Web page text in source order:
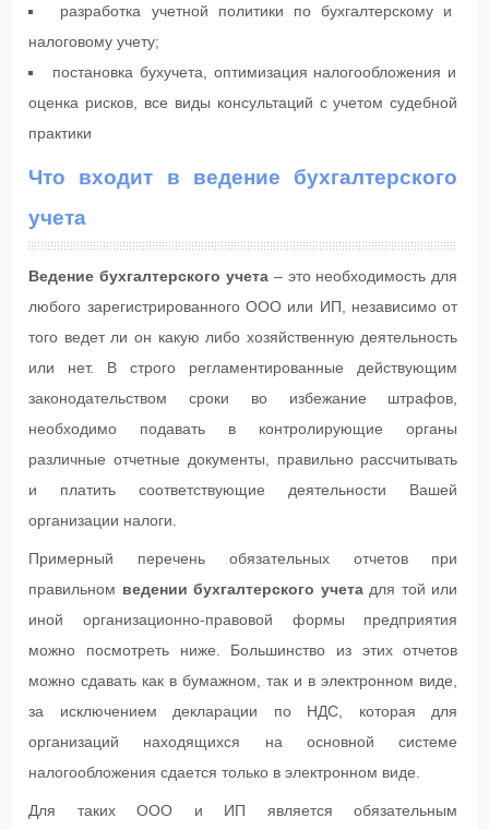
разработка учетной политики по бухгалтерскому и
налоговому учету;
постановка бухучета, оптимизация налогообложения и
оценка рисков, все виды консультаций с учетом судебной
практики
Что входит в ведение бухгалтерского
учета
Ведение бухгалтерского учета– это необходимость для
любого зарегистрированного ООО или ИП, независимо от
того ведет ли он какую либо хозяйственную деятельность
или нет. В строго регламентированные действующим
законодательством сроки во избежание штрафов,
необходимо подавать в контролирующие органы
различные отчетные документы, правильно рассчитывать
и платить соответствующие деятельности Вашей
организации налоги.
Примерный перечень обязательных отчетов при
правильном ведении бухгалтерского учетадля той или
иной организационно-правовой формы предприятия
можно посмотреть ниже. Большинство из этих отчетов
можно сдавать как в бумажном, так и в электронном виде,
за исключением декларации по НДС, которая для
организаций находящихся на основной системе
налогообложения сдается только в электронном виде.
Для таких ООО и ИП является обязательным